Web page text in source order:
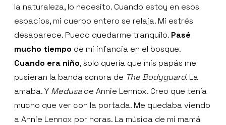
la naturaleza, lo necesito. Cuando estoy en esos
espacios, mi cuerpo entero se relaja. Mi estrés
desaparece. Puedo quedarme tranquilo. Pasé
mucho tiempo de mi infancia en el bosque.
Cuando era niño, solo quería que mis papás me
pusieran la banda sonora de The Bodyguard. La
amaba. Y Medusa de Annie Lennox. Creo que tenía
mucho que ver con la portada. Me quedaba viendo
a Annie Lennox por horas. La música de mi mamá